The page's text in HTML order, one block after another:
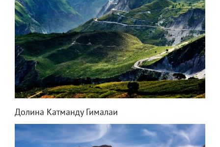
Долина Катманду Гималаи